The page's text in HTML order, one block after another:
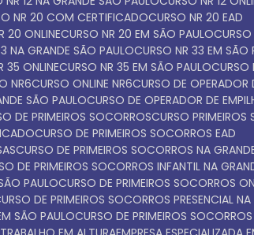
NR 20 COM CERTIFICADO CURSO NR 20 EAD
20 ONLINE CURSO NR 20 EM SÃO PAULO
NA GRANDE SÃO PAULO CURSO NR 33 EM SÃO
35 ONLINE CURSO NR 35 EM SÃO PAULO
NR6 CURSO ONLINE NR6 CURSO DE
SÃO PAULO CURSO DE OPERADOR DE
DE PRIMEIROS SOCORROS CURSO
CURSO DE PRIMEIROS SOCORROS EAD
CURSO DE PRIMEIROS SOCORROS NA
DE PRIMEIROS SOCORROS INFANTIL NA
PAULO CURSO DE PRIMEIROS SOCORROS
CURSO DE PRIMEIROS SOCORROS PRESENCIAL
SÃO PAULO CURSO DE PRIMEIROS